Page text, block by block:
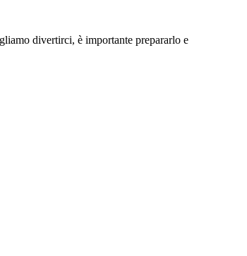
divertirci, è importante prepararlo e